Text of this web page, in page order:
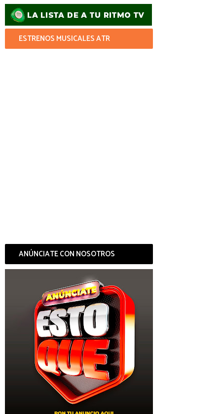
ESTRENOS MUSICALES ATR
ANÚNCIATE CON NOSOTROS